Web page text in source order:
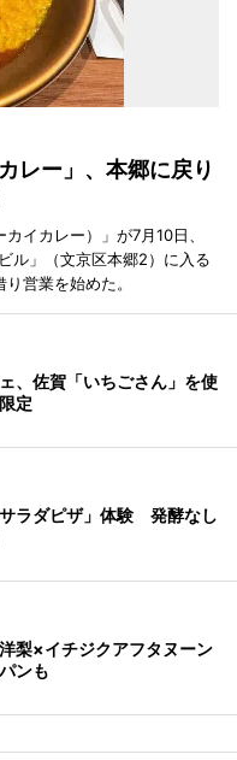
レー」、本郷に戻り
イカレー）」が7月10日、
ル」（文京区本郷2）に入る
営業を始めた。
、佐賀「いちごさん」を使
定
ラダピザ」体験 発酵なし
梨×イチジクアフタヌーン
ンも